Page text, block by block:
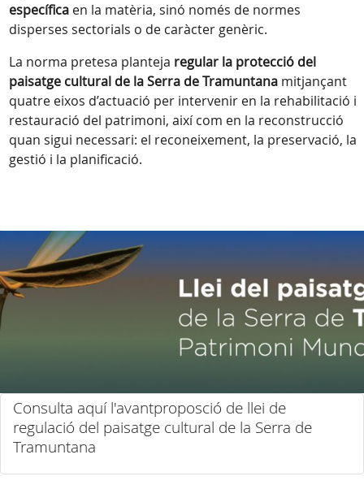
específica en la matèria, sinó només de normes
disperses sectorials o de caràcter genèric.
La norma pretesa planteja regular la protecció del
paisatge cultural de la Serra de Tramuntana mitjançant
quatre eixos d’actuació per intervenir en la rehabilitació i
restauració del patrimoni, així com en la reconstrucció
quan sigui necessari: el reconeixement, la preservació, la
gestió i la planificació.
Consulta aquí l'avantproposció de llei de
regulació del paisatge cultural de la Serra de
Tramuntana